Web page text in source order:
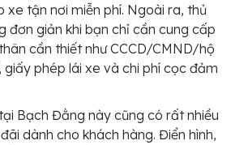
xe tận nơi miễn phí. Ngoài ra, thủ
đơn giản khi bạn chỉ cần cung cấp
cần thiết như CCCD/CMND/hộ
phép lái xe và chi phí cọc đảm
Bạch Đằng này cũng có rất nhiều
dành cho khách hàng. Điển hình,